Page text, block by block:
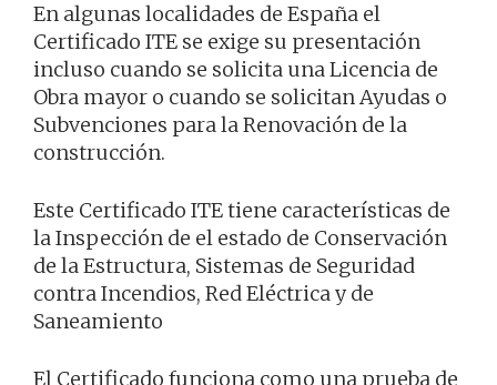
En algunas localidades de España el
Certificado ITE se exige su presentación
incluso cuando se solicita una Licencia de
Obra mayor o cuando se solicitan Ayudas o
Subvenciones para la Renovación de la
construcción.
Este Certificado ITE tiene características de
la Inspección de el estado de Conservación
de la Estructura, Sistemas de Seguridad
contra Incendios, Red Eléctrica y de
Saneamiento
El Certificado funciona como una prueba de